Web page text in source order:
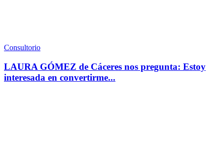
Consultorio
LAURA GÓMEZ de Cáceres nos pregunta: Estoy
interesada en convertirme...